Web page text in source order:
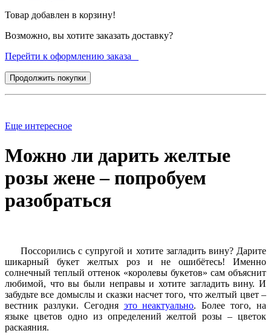
Товар добавлен в корзину!
Возможно, вы хотите заказать доставку?
Перейти к оформлению заказа
Продолжить покупки
Еще интересное
Можно ли дарить желтые
розы жене – попробуем
разобраться
Поссорились с супругой и хотите загладить вину? Дарите
шикарный букет желтых роз и не ошибётесь! Именно
солнечный теплый оттенок «королевы букетов» сам объяснит
любимой, что вы были неправы и хотите загладить вину. И
забудьте все домыслы и сказки насчет того, что желтый цвет –
вестник разлуки. Сегодня это неактуально.Более того, на
языке цветов одно из определений желтой розы – цветок
раскаяния.